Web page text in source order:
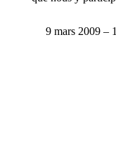
9 mars 2009 –